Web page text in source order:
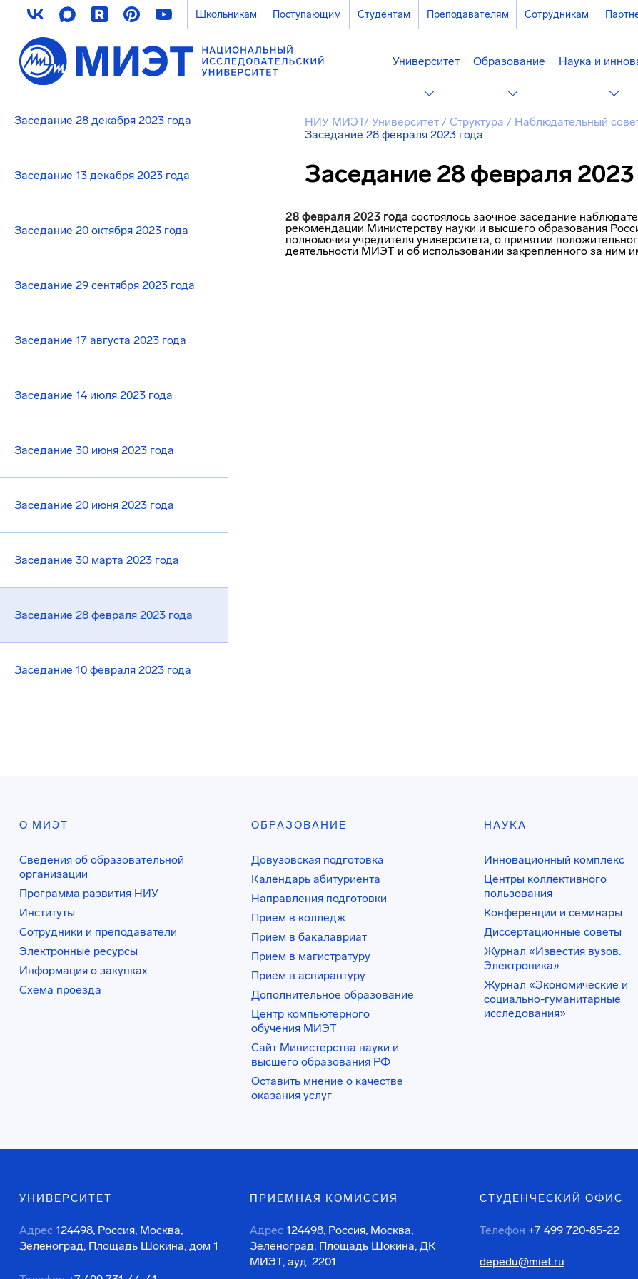
Школьникам Поступающим Студентам Преподавателям Сотрудникам
Университет Образование Наука и
Заседание 28 декабря 2023 года
Заседание 13 декабря 2023 года
Заседание 20 октября 2023 года
Заседание 29 сентября 2023 года
Заседание 17 августа 2023 года
Заседание 14 июля 2023 года
Заседание 30 июня 2023 года
Заседание 20 июня 2023 года
Заседание 30 марта 2023 года
Заседание 28 февраля 2023 года
Заседание 10 февраля 2023 года
НИУ МИЭТ/ Университет / Структура / Наблюдательный
Заседание 28 февраля 2023 года
Заседание 28 февраля 2023
28 февраля 2023 года состоялось заочное заседание
рекомендации Министерству науки и высшего образования
полномочия учредителя университета, о принятии
деятельности МИЭТ и об использовании закрепленного за ним
О МИЭТ
Сведения об образовательной
организации
Программа развития НИУ
Институты
Сотрудники и преподаватели
Электронные ресурсы
Информация о закупках
Схема проезда
ОБРАЗОВАНИЕ
Довузовская подготовка
Календарь абитуриента
Направления подготовки
Прием в колледж
Прием в бакалавриат
Прием в магистратуру
Прием в аспирантуру
Дополнительное образование
Центр компьютерного
обучения МИЭТ
Сайт Министерства науки и
высшего образования РФ
Оставить мнение о качестве
оказания услуг
НАУКА
Инновационный комплекс
Центры коллективного
пользования
Конференции и семинары
Диссертационные советы
Журнал «Известия вузов.
Электроника»
Журнал «Экономические и
социально-гуманитарные
исследования»
УНИВЕРСИТЕТ
Адрес 124498, Россия, Москва,
Зеленоград, Площадь Шокина, дом 1
ПРИЕМНАЯ КОМИССИЯ
Адрес 124498, Россия, Москва,
Зеленоград, Площадь Шокина, ДК
МИЭТ, ауд. 2201
СТУДЕНЧЕСКИЙ ОФИС
Телефон +7 499 720-85-22
depedu@miet.ru